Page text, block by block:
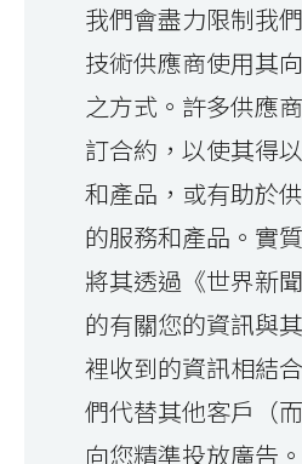
我們會盡力限制我
技術供應商使用其
之方式。許多供應
訂合約，以使其得
和產品，或有助於
的服務和產品。實
將其透過《世界新
的有關您的資訊與
裡收到的資訊相結
們代替其他客戶（
向您精準投放廣告。